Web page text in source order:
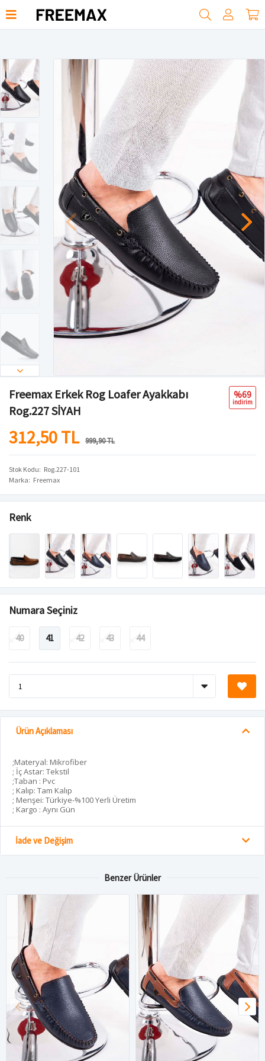
Freemax Erkek Rog Loafer Ayakkabı
Rog.227 SİYAH
312,50 TL 999,90 TL
%69
i̇ndi̇ri̇m
Stok Kodu
Rog.227-101
Marka
Freemax
Renk
Numara Seçiniz
40 41 42 43 44
Ürün Açıklaması
;Materyal: Mikrofiber
; İç Astar: Tekstil
;Taban : Pvc
; Kalıp: Tam Kalıp
; Menşei: Türkiye-%100 Yerli Üretim
; Kargo : Aynı Gün
İade ve Değişim
Benzer Ürünler